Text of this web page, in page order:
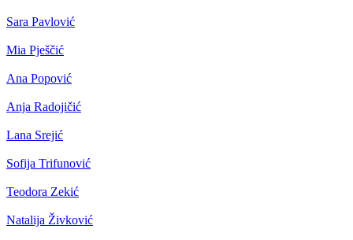
Sara Pavlović
Mia Pješčić
Ana Popović
Anja Radojičić
Lana Srejić
Sofija Trifunović
Teodora Zekić
Natalija Živković